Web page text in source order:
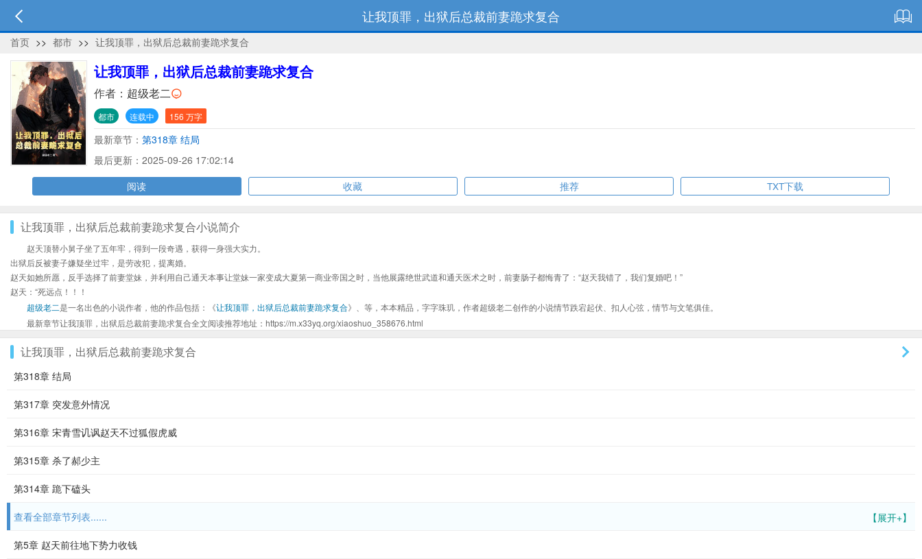
让我顶罪，出狱后总裁前妻跪求复合
首页 >> 都市 >> 让我顶罪，出狱后总裁前妻跪求复合
让我顶罪，出狱后总裁前妻跪求复合
作者： 超级老二
都市 连载中 156 万字
最新章节： 第318章 结局
最后更新：2025-09-26 17:02:14
阅读
收藏 推荐 TXT下载
让我顶罪，出狱后总裁前妻跪求复合小说简介
赵天顶替小舅子坐了五年牢，得到一段奇遇，获得一身强大实力。
出狱后反被妻子嫌疑坐过牢，是劳改犯，提离婚。
赵天如她所愿，反手选择了前妻堂妹，并利用自己通天本事让堂妹一家变成大夏第一商业帝国之时，当他展露绝世武道和通天医术之时，前妻肠子都悔青了：“赵天我错了，我们复婚吧！”
赵天：“死远点！！！
超级老二是一名出色的小说作者，他的作品包括：《让我顶罪，出狱后总裁前妻跪求复合》、等，本本精品，字字珠玑，作者超级老二创作的小说情节跌宕起伏、扣人心弦，情节与文笔俱佳。
最新章节让我顶罪，出狱后总裁前妻跪求复合全文阅读推荐地址：https://m.x33yq.org/xiaoshuo_358676.html
让我顶罪，出狱后总裁前妻跪求复合
第318章 结局
第317章 突发意外情况
第316章 宋青雪讥讽赵天不过狐假虎威
第315章 杀了郝少主
第314章 跪下磕头
【展开+】
查看全部章节列表......
第5章 赵天前往地下势力收钱